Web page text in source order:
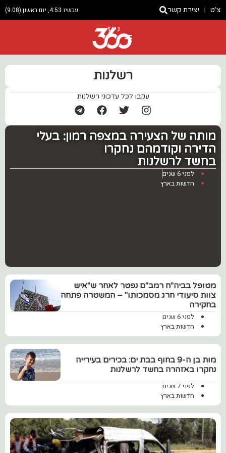
צ'ט יצירת קשר עכשיו 4:53, יום ראשון (9.08)
ניוז
רשלנות
עקבו לכל עדכוני רשלנות
‏מותה של הצעירה במצפה רמון: בעלי
הדירה וקודמהם נחקרו
בחשד לרשלנות
לפני 6 שנים
חדשות בארץ
מטופל בביה"ח רמב"ם נפטר לאחר ש"איש
צוות סיעודי חרג מסמכותו" – המשטרה פתחה
בחקירה
לפני 6 שנים
חדשות בארץ
‏מות בן ה-9 בחוף בבת ים: בכירים בעירייה
נחקרו באזהרה בחשד לרשלנות
לפני 7 שנים
חדשות בארץ